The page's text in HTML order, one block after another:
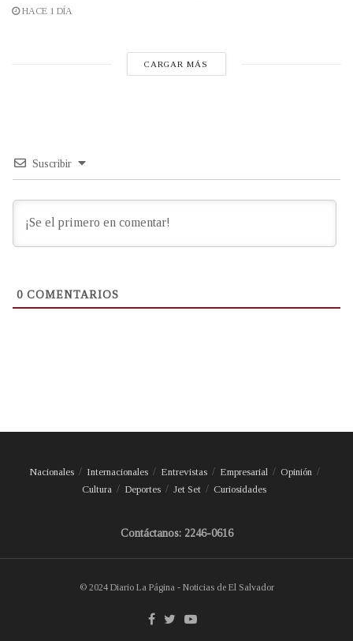
HACE 1 DÍA
CARGAR MÁS
Suscribir
0 COMENTARIOS
Nacionales Internacionales Entrevistas Empresarial
Opinión
Cultura
Deportes Jet Set Curiosidades
Contáctanos: 2246-0616
© 2024 Diario La Página - Noticias de El Salvador